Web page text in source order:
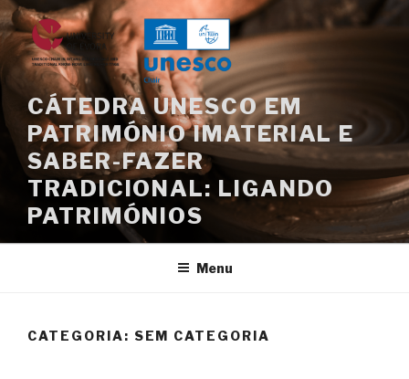
Saltar
para
conteúdo
CÁTEDRA UNESCO EM
PATRIMÓNIO IMATERIAL E
SABER-FAZER
TRADICIONAL: LIGANDO
PATRIMÓNIOS
Menu
CATEGORIA: SEM CATEGORIA